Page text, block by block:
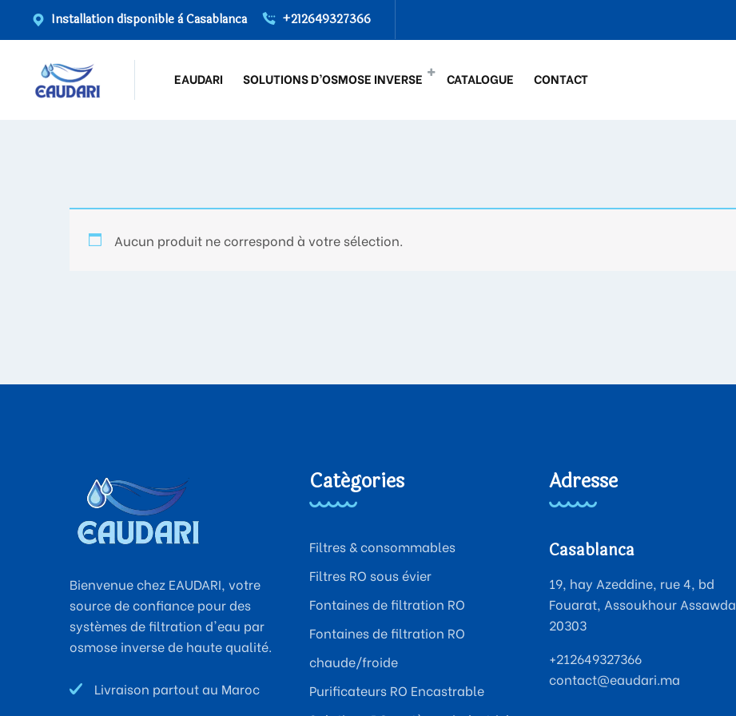
Installation disponible à Casablanca +212649327366
EAUDARI SOLUTIONS D’OSMOSE INVERSE CATALOGUE CONTACT
Aucun produit ne correspond à votre sélection.
Bienvenue chez EAUDARI, votre
source de confiance pour des
systèmes de filtration d'eau par
osmose inverse de haute qualité.
Livraison partout au Maroc
Catégories
Filtres & consommables
Filtres RO sous évier
Fontaines de filtration RO
Fontaines de filtration RO
chaude/froide
Purificateurs RO Encastrable
Adresse
Casablanca
19, hay Azeddine, rue 4, bd
Fouarat, Assoukhour Assawda
20303
+212649327366
contact@eaudari.ma